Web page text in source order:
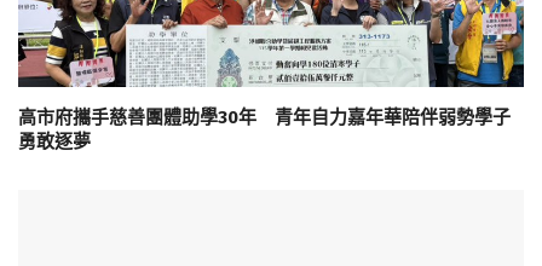
高市府攜手慈善團體助學30年 青年自力嘉年華陪伴弱勢學子
勇敢逐夢